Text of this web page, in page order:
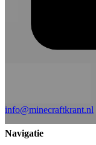
info@minecraftkrant.nl
Navigatie